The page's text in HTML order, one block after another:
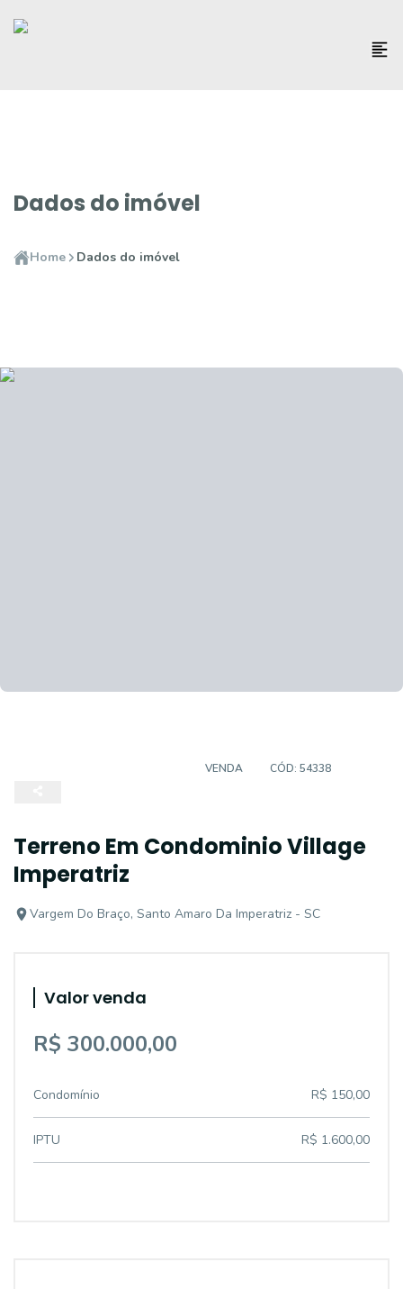
Dados do imóvel
Home Dados do imóvel
VENDA CÓD: 54338
Terreno Em Condominio Village
Imperatriz
Vargem Do Braço, Santo Amaro Da Imperatriz - SC
Valor venda
R$ 300.000,00
Condomínio R$ 150,00
IPTU R$ 1.600,00